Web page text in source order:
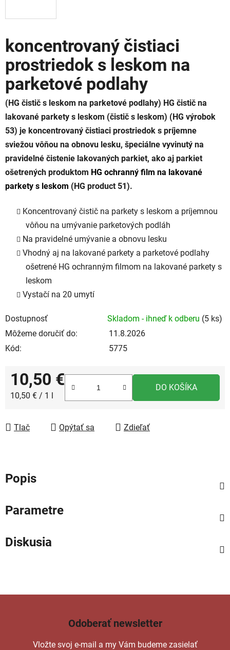
koncentrovaný čistiaci
prostriedok s leskom na
parketové podlahy
(HG čistič s leskom na parketové podlahy) HG čistič na
lakované parkety s leskom (čistič s leskom) (HG výrobok
53) je koncentrovaný čistiaci prostriedok s príjemne
sviežou vôňou na obnovu lesku, špeciálne vyvinutý na
pravidelné čistenie lakovaných parkiet, ako aj parkiet
ošetrených produktom HG ochranný film na lakované
parkety s leskom (HG product 51).
Koncentrovaný čistič na parkety s leskom a príjemnou
vôňou na umývanie parketových podláh
Na pravidelné umývanie a obnovu lesku
Vhodný aj na lakované parkety a parketové podlahy
ošetrené HG ochranným filmom na lakované parkety s
leskom
Vystačí na 20 umytí
Dostupnosť Skladom - ihneď k odberu (5 ks)
Môžeme doručiť do:
11.8.2026
Kód:
5775
10,50 €
Jednotková cena:
10,50 € / 1 l
DO KOŠÍKA
Tlač Opýtať sa Zdieľať
Popis
Parametre
Diskusia
Odoberať newsletter
Vložte svoj e-mail a my Vám budeme zasielať